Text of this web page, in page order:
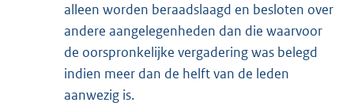
alleen worden beraadslaagd en besloten over
andere aangelegenheden dan die waarvoor
de oorspronkelijke vergadering was belegd
indien meer dan de helft van de leden
aanwezig is.